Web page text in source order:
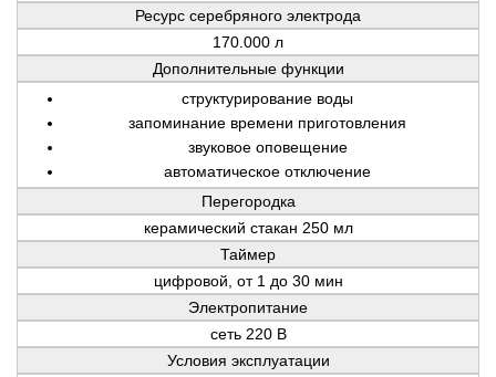
Ресурс серебряного электрода
170.000 л
Дополнительные функции
структурирование воды
запоминание времени приготовления
звуковое оповещение
автоматическое отключение
Перегородка
керамический стакан 250 мл
Таймер
цифровой, от 1 до 30 мин
Электропитание
сеть 220 В
Условия эксплуатации